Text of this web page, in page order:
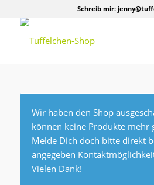
Schreib mir:
Wir haben den Shop
können keine Produkte mehr
Melde Dich doch bitte direkt
angegeben
Vielen Dank!